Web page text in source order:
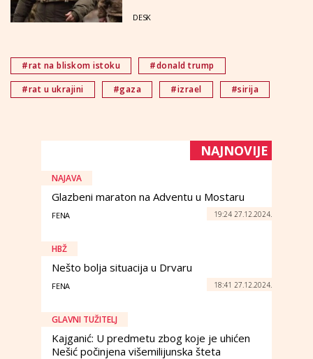
DESK
#rat na bliskom istoku
#donald trump
#rat u ukrajini
#gaza #izrael #sirija
NAJNOVIJE
NAJAVA
Glazbeni maraton na Adventu u Mostaru
FENA 19:24 27.12.2024.
HBŽ
Nešto bolja situacija u Drvaru
FENA 18:41 27.12.2024.
GLAVNI TUŽITELJ
Kajganić: U predmetu zbog koje je uhićen
Nešić počinjena višemilijunska šteta